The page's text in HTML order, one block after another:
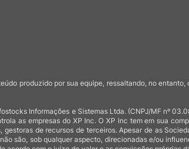
produzido por sua equipe, ressaltando, no
Informações e Sistemas Ltda. (CNPJ/MF nº
as empresas do XP Inc. O XP Inc tem em sua
de recursos de terceiros. Apesar de as
são, sob qualquer aspecto, direcionadas e/ou